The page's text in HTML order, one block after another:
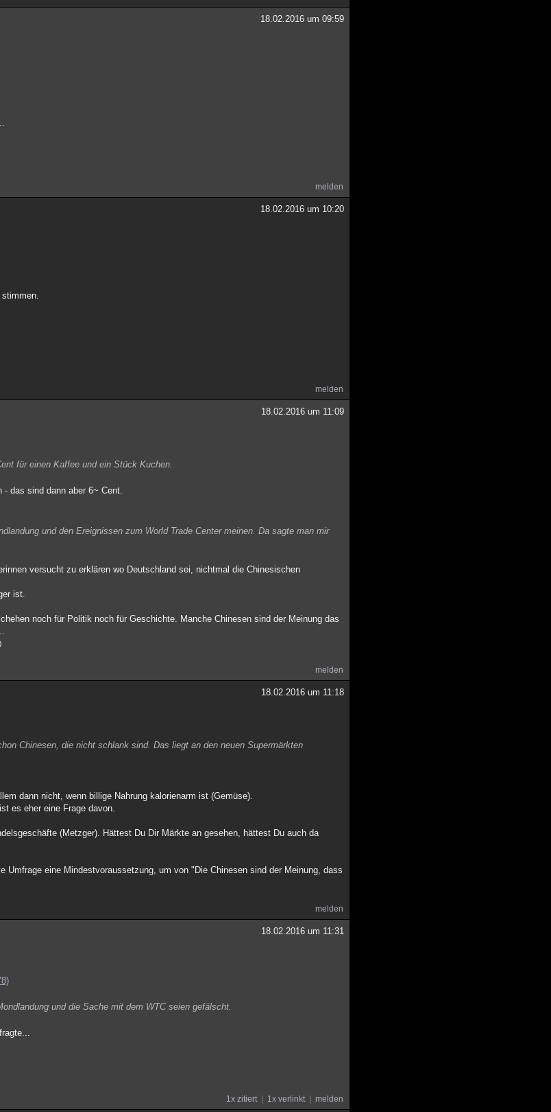
18.02.2016 um 09:59
melden
18.02.2016 um 10:20
melden
18.02.2016 um 11:09
für einen Kaffee und ein Stück Kuchen.
- das sind dann aber 6~ Cent.
und den Ereignissen zum World Trade Center meinen. Da sagte man mir
versucht zu erklären wo Deutschland sei, nichtmal die Chinesischen
ist.
noch für Politik noch für Geschichte. Manche Chinesen sind der Meinung das
melden
18.02.2016 um 11:18
Chinesen, die nicht schlank sind. Das liegt an den neuen Supermärkten
dann nicht, wenn billige Nahrung kalorienarm ist (Gemüse).
es eher eine Frage davon.
(Metzger). Hättest Du Dir Märkte an gesehen, hättest Du auch da
Umfrage eine Mindestvoraussetzung, um von "Die Chinesen sind der Meinung, dass
melden
18.02.2016 um 11:31
und die Sache mit dem WTC seien gefälscht.
1x zitiert 1x verlinkt melden